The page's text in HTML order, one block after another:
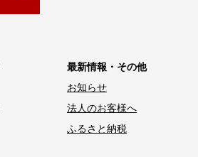
最新情報・その他
お知らせ
法人のお客様へ
ふるさと納税